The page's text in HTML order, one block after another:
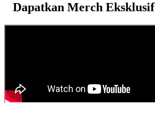
Dapatkan Merch